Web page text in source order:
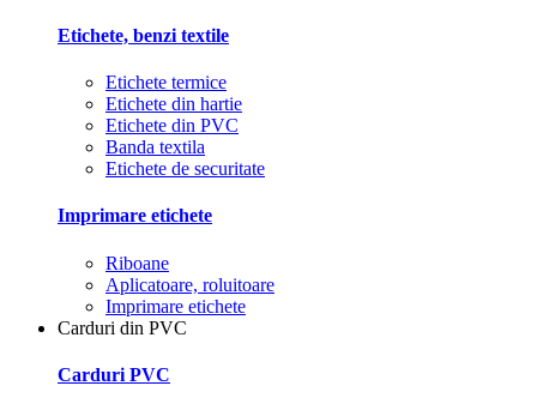
Etichete, benzi textile
Etichete termice
Etichete din hartie
Etichete din PVC
Banda textila
Etichete de securitate
Imprimare etichete
Riboane
Aplicatoare, roluitoare
Imprimare etichete
Carduri din PVC
Carduri PVC